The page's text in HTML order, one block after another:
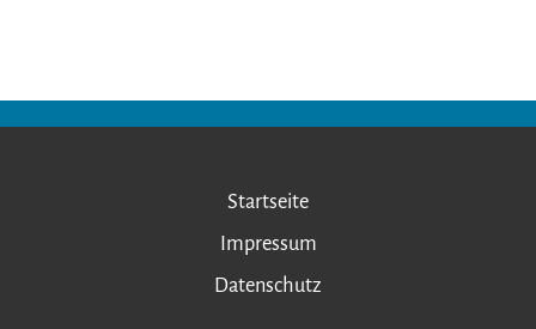
Startseite
Impressum
Datenschutz